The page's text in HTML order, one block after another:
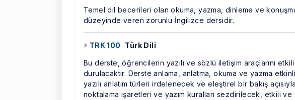
Temel dil becerileri olan okuma, yazma, dinleme ve
düzeyinde veren zorunlu İngilizce dersidir.
TRK 100 Türk Dili
Bu derste, öğrencilerin yazılı ve sözlü iletişim araçlarını
durulacaktır. Derste anlama, anlatma, okuma ve yazma
yazılı anlatım türleri irdelenecek ve eleştirel bir bakış
noktalama işaretleri ve yazım kuralları sezdirilecek, etkili ve